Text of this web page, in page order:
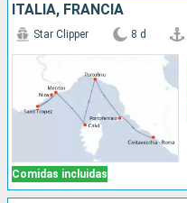
ITALIA, FRANCIA
Comidas incluidas
Star Clipper 8 d